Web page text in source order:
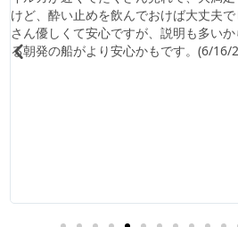
けど、酔い止めを飲んでおけば大丈夫
さん優しくて安心ですが、説明も多い
る朝発の船がより安心かもです。(6/16/